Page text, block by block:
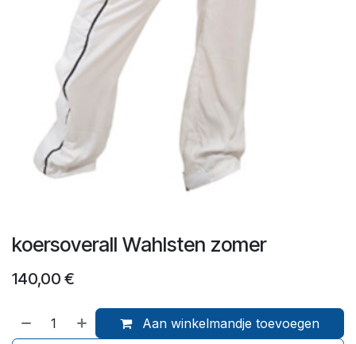
koersoverall Wahlsten zomer
140,00 €
Aan winkelmandje toevoegen